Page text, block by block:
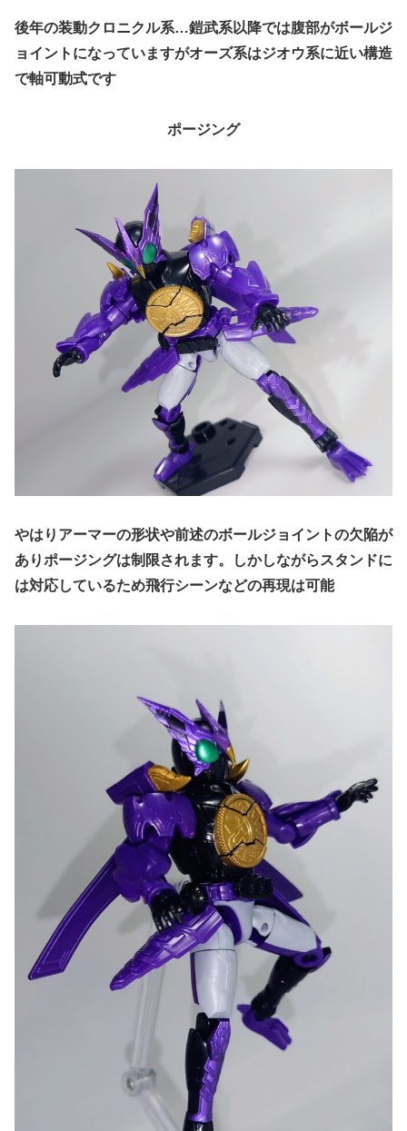
後年の装動クロニクル系…鎧武系以降では腹部がボールジ
ョイントになっていますがオーズ系はジオウ系に近い構造
で軸可動式です
ポージング
やはりアーマーの形状や前述のボールジョイントの欠陥が
ありポージングは制限されます。しかしながらスタンドに
は対応しているため飛行シーンなどの再現は可能